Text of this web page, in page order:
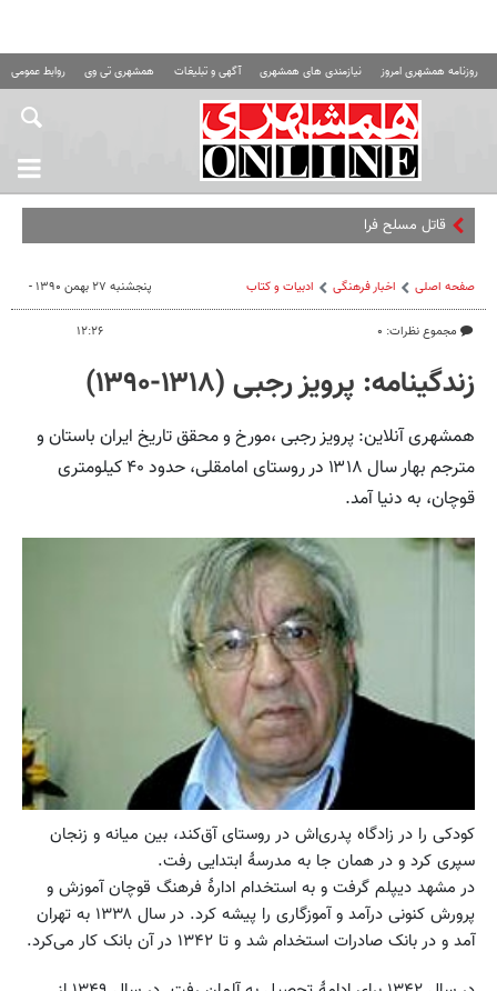
روزنامه همشهری امروز نیازمندی های همشهری آگهی و تبلیغات همشهری تی وی روابط عمومی
قاتل مسلح فراری را شناسایی کن
صفحه اصلی اخبار فرهنگی ادبیات و کتاب
مجموع نظرات: ۰
پنجشنبه ۲۷ بهمن ۱۳۹۰ -
۱۲:۲۶
زندگینامه: پرویز رجبی (۱۳۱۸-۱۳۹۰)
همشهری آنلاین: پرویز رجبی ،مورخ و محقق تاریخ ایران باستان و
مترجم بهار سال ۱۳۱۸ در روستای امامقلی، حدود ۴۰ کیلومتری
قوچان، به دنیا آمد.
کودکی را در زادگاه پدری‌ا‌ش در روستای آق‌کند، بین میانه و زنجان
سپری کرد و در همان جا به مدرسهٔ ابتدایی رفت.
در مشهد دیپلم گرفت و به استخدام ادارهٔ فرهنگ قوچان آموزش و
پرورش کنونی درآمد و آموزگاری را پیشه کرد. در سال ۱۳۳۸ به تهران
آمد و در بانک صادرات استخدام شد و تا ۱۳۴۲ در آن بانک کار می‌کرد.